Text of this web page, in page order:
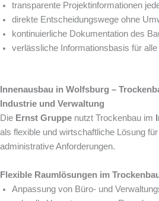
transparente Projektinformationen
direkte Entscheidungswege ohne
kontinuierliche Dokumentation des
verlässliche Informationsbasis für
Innenausbau in Wolfsburg –
Industrie und Verwaltung
Die Ernst Gruppe nutzt Trockenbau im
als flexible und wirtschaftliche Lösung
administrative Anforderungen.
Flexible Raumlösungen im
Anpassung von Büro- und